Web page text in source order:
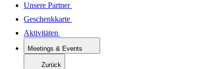
Unsere Partner
Geschenkkarte
Aktivitäten
Meetings & Events
Zurück